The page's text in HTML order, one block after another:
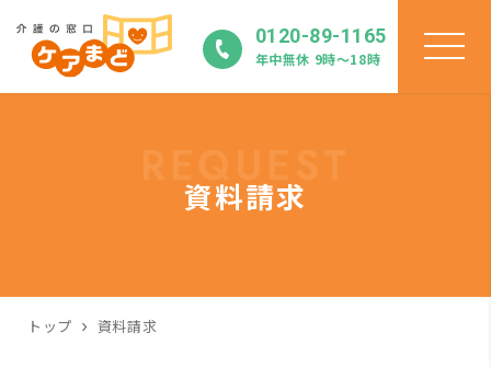
0120-89-1165
年中無休 9時〜18時
資料請求
トップ 資料請求